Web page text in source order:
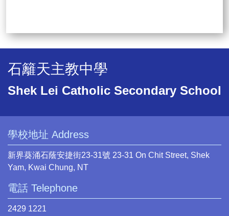
石籬天主教中學
Shek Lei Catholic Secondary School
學校地址 Address
新界葵涌石蔭安捷街23-31號 23-31 On Chit Street, Shek
Yam, Kwai Chung, NT
電話 Telephone
2429 1221